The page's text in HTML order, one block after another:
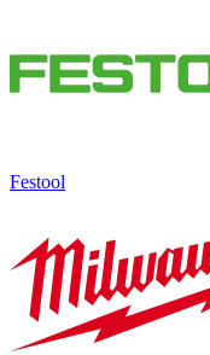
Festool